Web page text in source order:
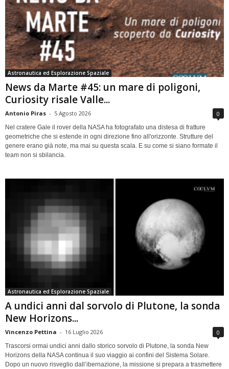
Astronautica ed Esplorazione Spaziale
News da Marte #45: un mare di poligoni,
Curiosity risale Valle...
Antonio Piras - 5 Agosto 2026 0
Nel cratere Gale il rover della NASA ha fotografato una distesa di fratture
geometriche che si estende in ogni direzione fino all'orizzonte. Strutture del
genere erano già note, ma mai su questa scala. E su come si siano formate il
team non si sbilancia.
Astronautica ed Esplorazione Spaziale
A undici anni dal sorvolo di Plutone, la sonda
New Horizons...
Vincenzo Pettina - 16 Luglio 2026 0
Trascorsi ormai undici anni dallo storico sorvolo di Plutone, la sonda New
Horizons della NASA continua il suo viaggio ai confini del Sistema Solare.
Dopo un nuovo risveglio dall’ibernazione, la missione si prepara a trasmettere